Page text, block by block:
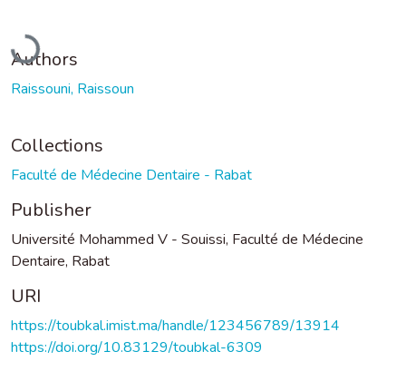
Loading...
Authors
Raissouni, Raissoun
Collections
Faculté de Médecine Dentaire - Rabat
Publisher
Université Mohammed V - Souissi, Faculté de Médecine
Dentaire, Rabat
URI
https://toubkal.imist.ma/handle/123456789/13914
https://doi.org/10.83129/toubkal-6309